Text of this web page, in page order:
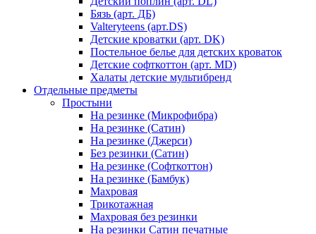
Бязь (арт. ДБ)
Valteryteens (арт.DS)
Детские кроватки (арт. DK)
Постельное белье для детских кроваток
Детские софткоттон (арт. MD)
Халаты детские мультибренд
Отдельные предметы
Простыни
На резинке (Микрофибра)
На резинке (Сатин)
На резинке (Джерси)
Без резинки (Сатин)
На резинке (Софткоттон)
На резинке (Бамбук)
Махровая
Трикотажная
Махровая без резинки
На резинки Сатин печатные